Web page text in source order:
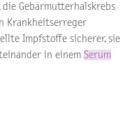
Gebärmutterhalskrebs
Krankheitserreger
Impfstoffe sicherer, sie
in einem Serum